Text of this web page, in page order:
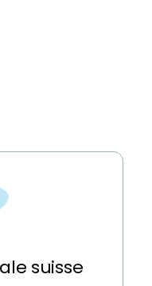
suisse